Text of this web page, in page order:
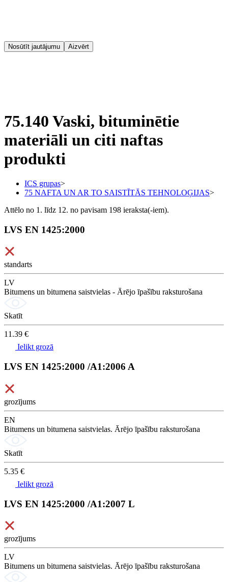
Nosūtīt jautājumu Aizvērt
75.140 Vaski, bituminētie
materiāli un citi naftas
produkti
ICS grupas>
75 NAFTA UN AR TO SAISTĪTĀS TEHNOLOĢIJAS>
Attēlo no 1. līdz 12. no pavisam 198 ieraksta(-iem).
LVS EN 1425:2000
standarts
LV
Bitumens un bitumena saistvielas - Ārējo īpašību raksturošana
Skatīt
11.39 €
Ielikt grozā
LVS EN 1425:2000 /A1:2006 A
grozījums
EN
Bitumens un bitumena saistvielas. Ārējo īpašību raksturošana
Skatīt
5.35 €
Ielikt grozā
LVS EN 1425:2000 /A1:2007 L
grozījums
LV
Bitumens un bitumena saistvielas. Ārējo īpašību raksturošana